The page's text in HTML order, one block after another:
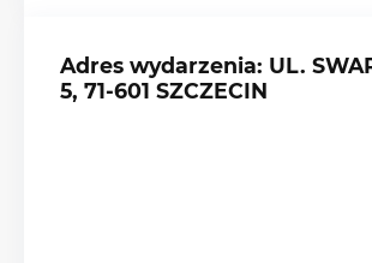
Adres wydarzenia: UL.
5, 71-601 SZCZECIN